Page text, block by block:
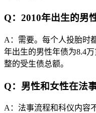
Q：2010年出生的男
A：需要。每个人投胎时
年出生的男性年债为8.4
整的受生债总额。
Q：男性和女性在法
A：法事流程和科仪内容